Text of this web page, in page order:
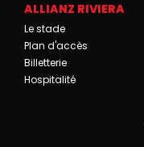
ALLIANZ RIVIERA
Le stade
Plan d'accès
Billetterie
Hospitalité